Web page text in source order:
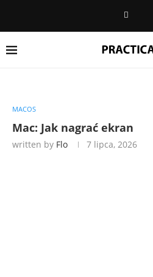
MACOS
Mac: Jak nagrać ekran
written by Flo 7 lipca, 2026